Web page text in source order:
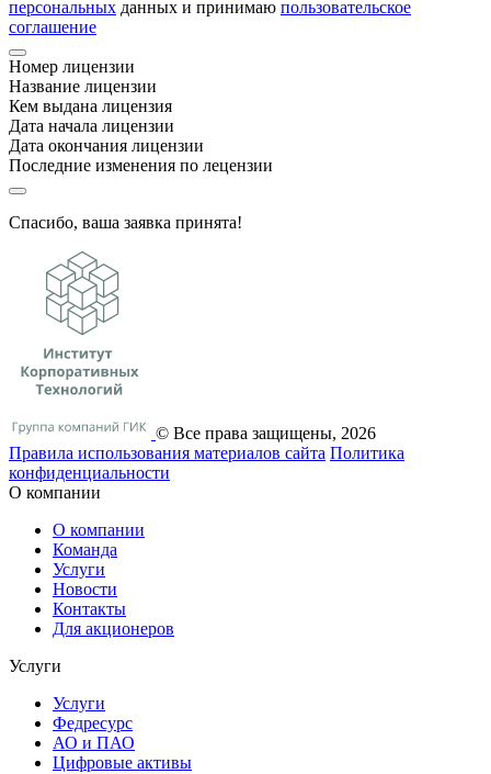
персональных данных и принимаю пользовательское
соглашение
Номер лицензии
Название лицензии
Кем выдана лицензия
Дата начала лицензии
Дата окончания лицензии
Последние изменения по лецензии
Спасибо, ваша заявка принята!
© Все права защищены, 2026
Правила использования материалов сайта Политика
конфиденциальности
О компании
О компании
Команда
Услуги
Новости
Контакты
Для акционеров
Услуги
Услуги
Федресурс
АО и ПАО
Цифровые активы